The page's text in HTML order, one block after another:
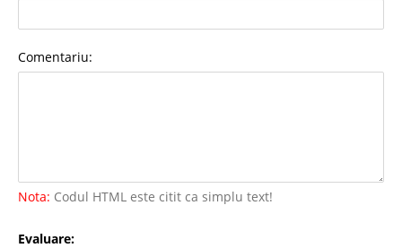
Comentariu:
Nota: Codul HTML este citit ca simplu text!
Evaluare: